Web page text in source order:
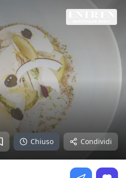
Chiuso Condividi